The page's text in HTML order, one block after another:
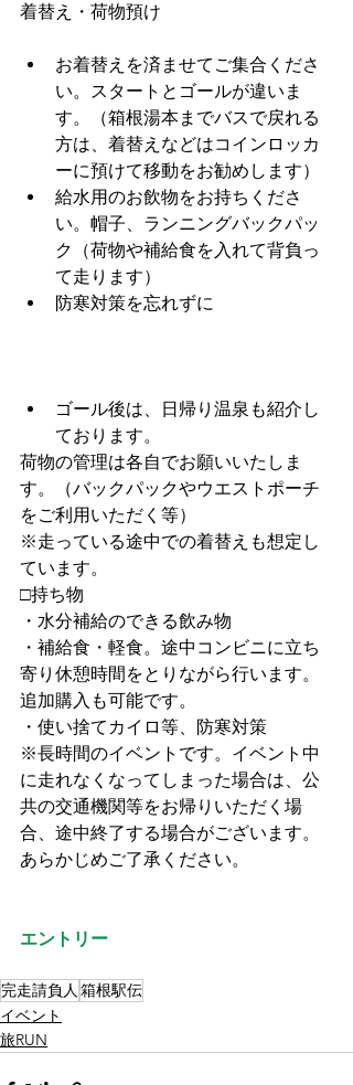
着替え・荷物預け
お着替えを済ませてご集合くださ
い。スタートとゴールが違いま
す。（箱根湯本までバスで戻れる
方は、着替えなどはコインロッカ
ーに預けて移動をお勧めします）
給水用のお飲物をお持ちくださ
い。帽子、ランニングバックパッ
ク（荷物や補給食を入れて背負っ
て走ります）
防寒対策を忘れずに
ゴール後は、日帰り温泉も紹介し
ております。
荷物の管理は各自でお願いいたしま
す。（バックパックやウエストポーチ
をご利用いただく等）
※走っている途中での着替えも想定し
ています。
□持ち物
・水分補給のできる飲み物
・補給食・軽食。途中コンビニに立ち
寄り休憩時間をとりながら行います。
追加購入も可能です。
・使い捨てカイロ等、防寒対策
※長時間のイベントです。イベント中
に走れなくなってしまった場合は、公
共の交通機関等をお帰りいただく場
合、途中終了する場合がございます。
あらかじめご了承ください。
エントリー
完走請負人 箱根駅伝
イベント
旅RUN